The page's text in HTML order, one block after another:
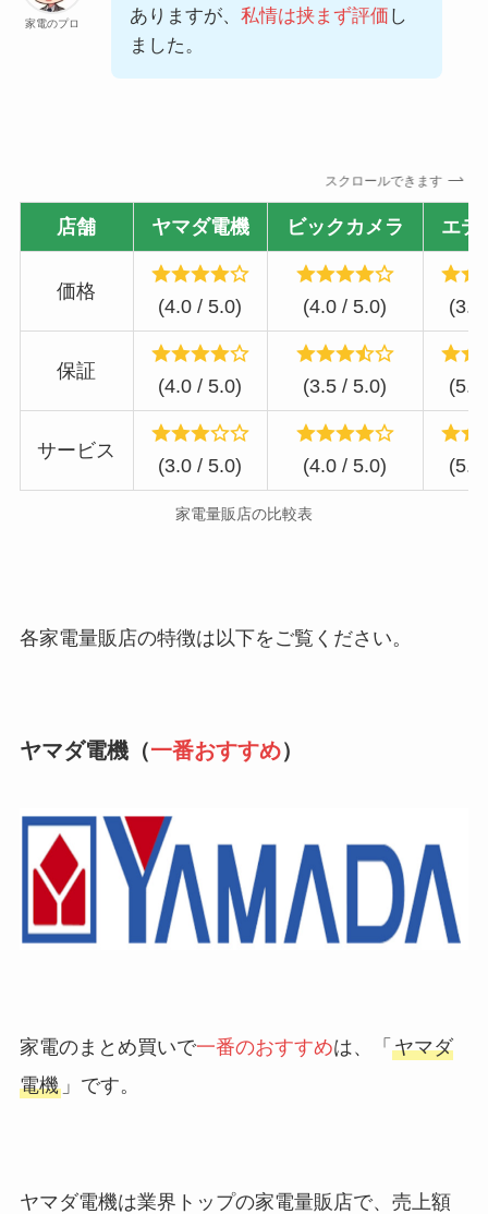
家電のプロ ありますが、 私情は挟まず評価 し
ました。
スクロールできます
店舗 ヤマダ電機 ビックカメラ エデ
価格
(4.0 / 5.0) (4.0 / 5.0) (3.0
保証
(4.0 / 5.0) (3.5 / 5.0) (5.0
サービス
(3.0 / 5.0) (4.0 / 5.0) (5.0
家電量販店の比較表
各家電量販店の特徴は以下をご覧ください。
ヤマダ電機（一番おすすめ）
家電のまとめ買いで一番のおすすめは、「 ヤマダ
電機」です。
ヤマダ電機は業界トップの家電量販店で、売上額